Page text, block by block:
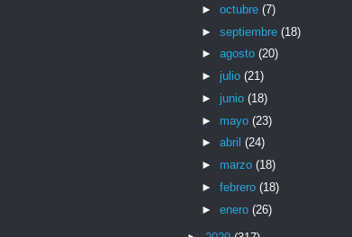
► octubre (7)
► septiembre (18)
► agosto (20)
► julio (21)
► junio (18)
► mayo (23)
► abril (24)
► marzo (18)
► febrero (18)
► enero (26)